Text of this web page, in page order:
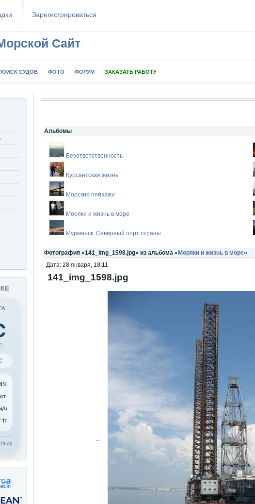
Зaрeгиcтpиpoваться
Сайт
СУДОВ ФОТО ФОРУМ ЗАКАЗАТЬ РАБОТУ
Альбомы
Безответственность
Курсантская жизнь
Морские пейзажи
Моряки и жизнь в море
Мурманск. Северный порт страны
Фотография «141_img_1598.jpg» из альбома « Моряки и жизнь в море»
Дата: 28 января, 18:11
141_img_1598.jpg
←
ч